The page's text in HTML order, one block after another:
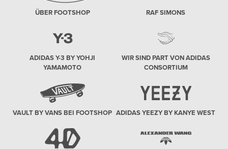
ÜBER FOOTSHOP RAF SIMONS
ADIDAS Y-3 BY YOHJI
YAMAMOTO
WIR SIND PART VON ADIDAS
CONSORTIUM
VAULT BY VANS BEI FOOTSHOP ADIDAS YEEZY BY KANYE WEST